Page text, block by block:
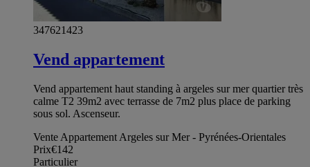
347621423
Vend appartement
Vend appartement haut standing à argeles sur mer quartier très
calme T2 39m2 avec terrasse de 7m2 plus place de parking
sous sol. Ascenseur.
Vente Appartement Argeles sur Mer - Pyrénées-Orientales
Prix€142
Particulier